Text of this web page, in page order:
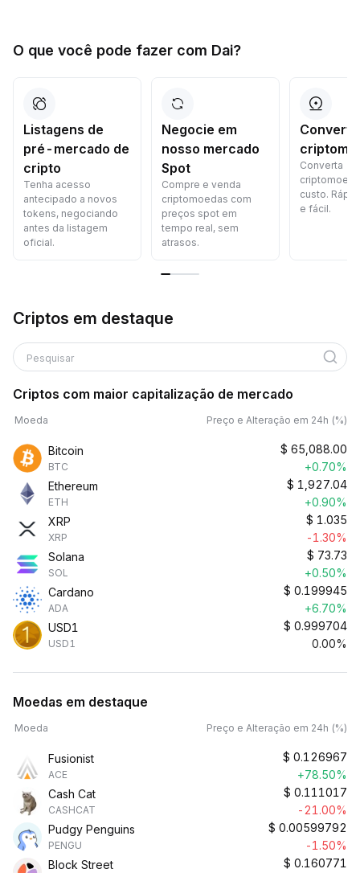
O que você pode fazer com Dai?
Listagens de
pré-mercado de
cripto
Tenha acesso
antecipado a novos
tokens, negociando
antes da listagem
oficial.
Negocie em
nosso mercado
Spot
Compre e venda
criptomoedas com
preços spot em
tempo real, sem
atrasos.
Converta
custo.
e fácil.
Criptos em destaque
Pesquisar
Criptos com maior capitalização de mercado
Moeda Preço e Alteração em 24h (%)
Bitcoin
BTC
$ 65,088.00
+0.70%
Ethereum
ETH
$ 1,927.04
+0.90%
XRP
XRP
$ 1.035
-1.30%
Solana
SOL
$ 73.73
+0.50%
Cardano
ADA
$ 0.199945
+6.70%
USD1
USD1
$ 0.999704
0.00%
Moedas em destaque
Moeda Preço e Alteração em 24h (%)
Fusionist
ACE
$ 0.126967
+78.50%
Cash Cat
CASHCAT
$ 0.111017
-21.00%
Pudgy Penguins
PENGU
$ 0.00599792
-1.50%
Block Street
$ 0.160771